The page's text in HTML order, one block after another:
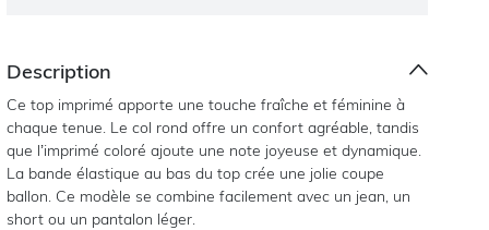
Description
Ce top imprimé apporte une touche fraîche et féminine à
chaque tenue. Le col rond offre un confort agréable, tandis
que l’imprimé coloré ajoute une note joyeuse et dynamique.
La bande élastique au bas du top crée une jolie coupe
ballon. Ce modèle se combine facilement avec un jean, un
short ou un pantalon léger.